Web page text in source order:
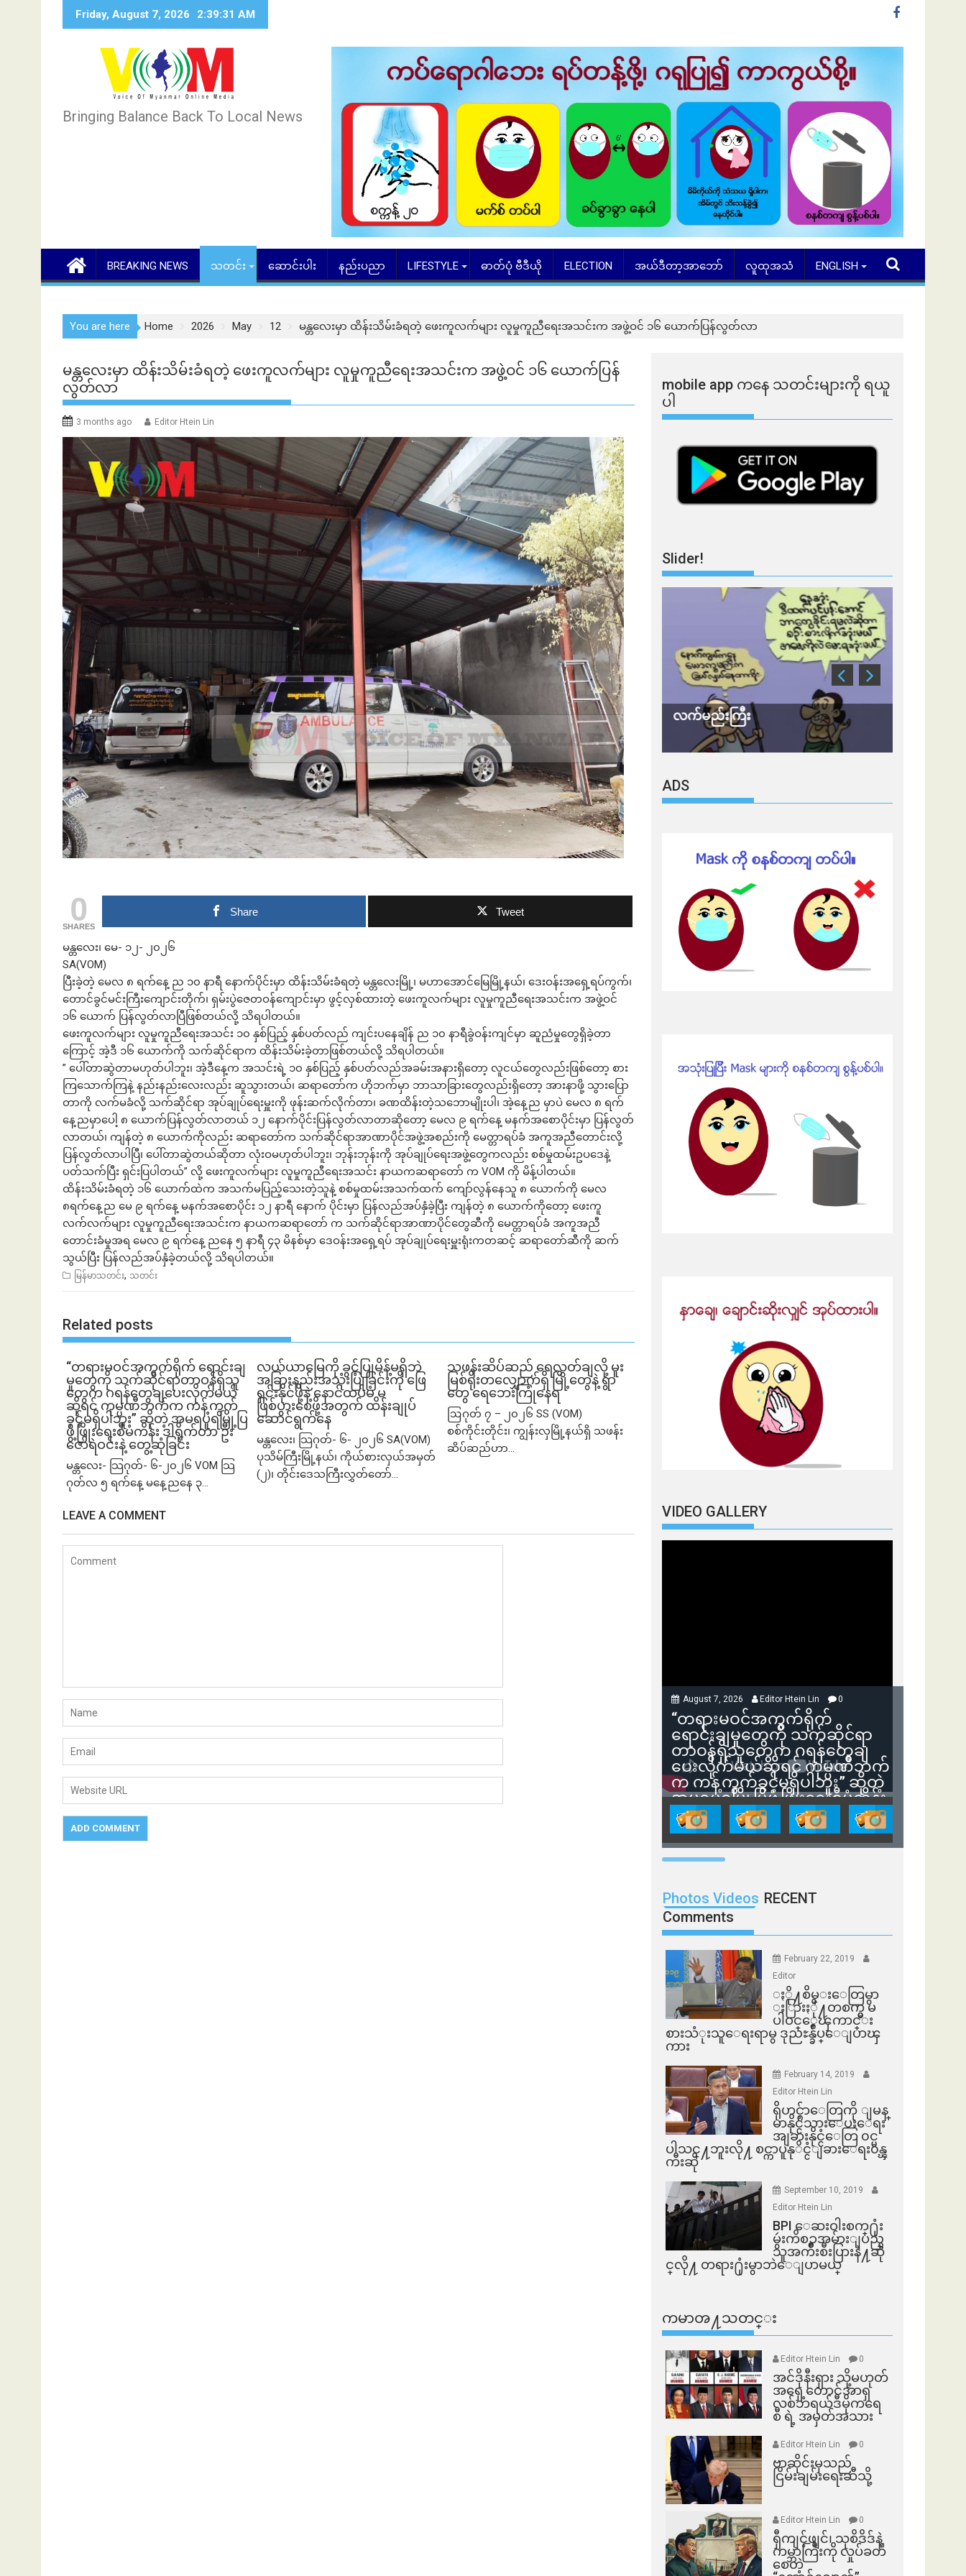
Friday, August 7, 2026 2:39:32 AM
Bringing Balance Back To Local News
BREAKING NEWS သတင်း ဆောင်းပါး နည်းပညာ LIFESTYLE ဓာတ်ပုံ ဗီဒီယို ELECTION အယ်ဒီတာ့အာဘော် လူထုအသံ ENGLISH
You are here Home 2026 May 12 မန္တ​လေးမှာ ထိန်းသိမ်းခံရတဲ့ ဖေးကူလက်များ လူမှုကူညီရေးအသင်းက အဖွဲ့ဝင် ၁၆ ယောက်ပြန်လွတ်လာ
မန္တ​လေးမှာ ထိန်းသိမ်းခံရတဲ့ ဖေးကူလက်များ လူမှုကူညီရေးအသင်းက အဖွဲ့ဝင် ၁၆ ယောက်ပြန်
လွတ်လာ
3 months ago Editor Htein Lin
0
SHARES
Share Tweet
မန္တလေး၊ မေ- ၁၂- ၂၀၂၆
SA(VOM)
ပြီးခဲ့တဲ့ မေလ ၈ ရက်နေ့ ည ၁၀ နာရီ နောက်ပိုင်းမှာ ထိန်းသိမ်းခံရတဲ့ မန္တလေးမြို့၊ မဟာအောင်မြေမြို့နယ်၊ ဒေးဝန်းအရှေ့ရပ်ကွက်၊
တောင်ခွင်မင်းကြီးကျောင်းတိုက်၊ ရှမ်းပွဲဇေတဝန်ကျောင်းမှာ ဖွင့်လှစ်ထားတဲ့ ဖေးကူလက်များ လူမှုကူညီရေးအသင်းက အဖွဲ့ဝင်
၁၆ ယောက် ပြန်လွတ်လာပြီဖြစ်တယ်လို့ သိရပါတယ်။
ဖေးကူလက်များ လူမှုကူညီရေးအသင်း ၁၀ နှစ်ပြည့် နှစ်ပတ်လည် ကျင်းပနေချိန် ည ၁၀ နာရီခွဲဝန်းကျင်မှာ ဆူညံမှုတွေရှိခဲ့တာ
ကြောင့် အဲ့ဒီ ၁၆ ယောက်ကို သက်ဆိုင်ရာက ထိန်းသိမ်းခဲ့တာဖြစ်တယ်လို့ သိရပါတယ်။
” ပေါ်တာဆွဲတာမဟုတ်ပါဘူး၊ အဲ့ဒီနေ့က အသင်းရဲ့ ၁၀ နှစ်ပြည့် နှစ်ပတ်လည်အခမ်းအနားရှိတော့ လူငယ်တွေလည်းဖြစ်တော့ စား
ကြသောက်ကြနဲ့ နည်းနည်းလေးလည်း ဆူသွားတယ်၊ ဆရာတော်က ဟိုဘက်မှာ ဘာသာခြားတွေလည်းရှိတော့ အားနာဖို့ သွားပြော
တာကို လက်မခံလို့ သက်ဆိုင်ရာ အုပ်ချုပ်ရေးမှူးကို ဖုန်းဆက်လိုက်တာ၊ ခဏထိန်းတဲ့သဘောမျိုးပါ၊ အဲ့နေ့ည မှာပဲ မေလ ၈ ရက်
နေ့ညမှာပေါ့ ၈ ယောက်ပြန်လွတ်လာတယ် ၁၂ နောက်ပိုင်းပြန်လွတ်လာတာဆိုတော့ မေလ ၉ ရက်နေ့ မနက်အစောပိုင်းမှာ ပြန်လွတ်
လာတယ်၊ ကျန်တဲ့ ၈ ယောက်ကိုလည်း ဆရာတော်က သက်ဆိုင်ရာအာဏာပိုင်အဖွဲ့အစည်းကို မေတ္တာရပ်ခံ အကူအညီတောင်းလို့
ပြန်လွတ်လာပါပြီ၊ ပေါ်တာဆွဲတယ်ဆိုတာ လုံးဝမဟုတ်ပါဘူး၊ ဘုန်းဘုန်းကို အုပ်ချုပ်ရေးအဖွဲ့တွေကလည်း စစ်မှုထမ်းဥပဒေနဲ့
ပတ်သက်ပြီး ရှင်းပြပါတယ်” လို့ ဖေးကူလက်များ လူမှုကူညီရေးအသင်း နာယကဆရာတော် က VOM ကို မိန့်ပါတယ်။
ထိန်းသိမ်းခံရတဲ့ ၁၆ ယောက်ထဲက အသက်မပြည့်သေးတဲ့သူနဲ့ စစ်မှုထမ်းအသက်ထက် ကျော်လွန်နေသူ ၈ ယောက်ကို မေလ
၈ရက်နေ့ည မေ ၉ ရက်နေ့ မနက်အစောပိုင်း ၁၂ နာရီ နောက် ပိုင်းမှာ ပြန်လည်အပ်နှံခဲ့ပြီး ကျန်တဲ့ ၈ ယောက်ကိုတော့ ဖေးကူ
လက်လက်များ လူမှုကူညီရေးအသင်းက နာယကဆရာတော် က သက်ဆိုင်ရာအာဏာပိုင်တွေဆီကို မေတ္တာရပ်ခံ အကူအညီ
တောင်းခံမှုအရ မေလ ၉ ရက်နေ့ ညနေ ၅ နာရီ ၄၃ မိနစ်မှာ ဒေဝန်းအရှေ့ရပ် အုပ်ချုပ်ရေးမှူးရုံးကတဆင့် ဆရာတော်ဆီကို ဆက်
သွယ်ပြီး ပြန်လည်အပ်နှံခဲ့တယ်လို့ သိရပါတယ်။
မြန်မာသတင်း, သတင်း
Related posts
“တရားမဝင်အကွက်ရိုက် ရောင်းချ
မှုတွေကို သက်ဆိုင်ရာတာဝန်ရှိသူ
တွေက ဂရန်တွေချပေးလိုက်မယ်
ဆိုရင် ကုမ္ပဏီဘက်က ကန့်ကွက်
ခွင့်မရှိပါဘူး” ဆိုတဲ့ အမရပူရမြို့ပြ
ဖွံ့ဖြိုးရေးစီမံကိန်း ဒါရိုက်တာ ဦး
ဇော်ရဲဝင်းနဲ့ တွေ့ဆုံခြင်း
မန္တလေး- သြဂုတ်- ၆-၂၀၂၆ VOM သြ
ဂုတ်လ ၅ ရက်နေ့ မနေ့ညနေ ၃...
လယ်ယာမြေကို ခွင့်ပြုမိန့်မရှိဘဲ
အခြားနည်းအသုံးပြုခြင်းကို ဖြေ
ရှင်းနိုင်ဖို့နဲ့ နောင်ထပ်မံ မ
ဖြစ်ပွားစေဖို့အတွက် ထိန်းချုပ်
ဆောင်ရွက်နေ
မန္တလေး၊ သြဂုတ်- ၆- ၂၀၂၆ SA(VOM)
ပုသိမ်ကြီးမြို့နယ်၊ ကိုယ်စားလှယ်အမှတ်
(၂)၊ တိုင်းဒေသကြီးလွှတ်တော်...
သဖန်းဆိပ်ဆည် ရေလွှတ်ချလို့ မူး
မြစ်ရိုးတလျှောက်ရှိ မြို့တွေနဲ့ ရွာ
တွေ ရေဘေးကြုံနေရ
ဩဂုတ် ၇ – ၂၀၂၆ SS (VOM)
စစ်ကိုင်းတိုင်း၊ ကျွန်းလှမြို့နယ်ရှိ သဖန်း
ဆိပ်ဆည်ဟာ...
LEAVE A COMMENT
mobile app ​​ကနေ ​​သတင်းများကို ရယူ
ပါ
Slider!
ဘဏ်နဲ့အကြွေး ဘာလျှော့မလဲ လက်မည်းကြီး
ADS
VIDEO GALLERY
August 7, 2026 Editor Htein Lin 0
“တရားမဝင်အကွက်ရိုက်
ရောင်းချမှုတွေကို သက်ဆိုင်ရာ
တာဝန်ရှိသူတွေက ဂရန်တွေချ
ပေးလိုက်မယ်ဆိုရင် ကုမ္ပဏီဘက်
က ကန့်ကွက်ခွင့်မရှိပါဘူး” ဆိုတဲ့
အမရပူရမြို့ပြဖွံ့ဖြိုးရေးစီမံကိန်း
ဒါရိုက်တာ ဦးဇော်ရဲဝင်းနဲ့ တွေ့ဆုံ
ခြင်း
Photos Videos RECENT
Comments
February 22, 2019
Editor
ႏို႔စိမ္းေတြမွာ
ႏြားႏို႔တစက္မွ မ
ပါဝင္ေၾကာင္း
စားသံုးသူေရးရာမွ ဒုညႊန္ခ်ဳပ္ေျပာၾ
ကား
February 14, 2019
Editor Htein Lin
ရိုဟင္ဂ်ာေတြကို ျမန္
မာနိုင္ငံသားေပးေရး
အျခားနိုင္ငံေတြ ၀င္မ
ပါသင္႔ဘူးလို႔ စင္ကာပူနုိင္ငံျခားေရး၀န္ၾ
ကီးဆို
September 10, 2019
Editor Htein Lin
BPI ​ေဆးဝါးစက္​႐ုံး
မွဴးကိစၥအမ်ားျပည္​
သူအက်ိဳးစီးပြားနဲ႔ဆို
င္​လို႔ တရား႐ုံးမွာဘဲေျပာမယ္​
ကမာၻ႔သတင္း
Editor Htein Lin 0
အင်ဒိုနီးရှား သို့မဟုတ်
အရှေ့တောင်အာရှ
လစ်ဘရယ်ဒီမိုကရေ
စီ ရဲ့ အမှတ်အသား
Editor Htein Lin 0
ဗာဆိုင်းမှသည်
ငြိမ်းချမ်းရေးဆီသို့
Editor Htein Lin 0
ရှီကျင့်ဖျင်၊ သုစိဒိဒ်နဲ့
ကမ္ဘာကြီးကို လှုပ်ခတ်
စေတဲ့